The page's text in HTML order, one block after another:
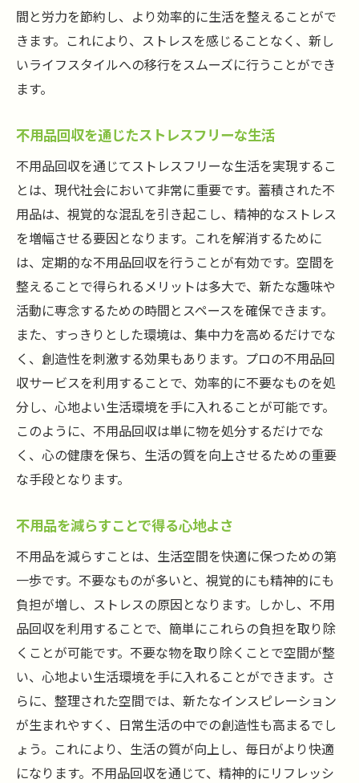
間と労力を節約し、より効率的に生活を整えることがで
きます。これにより、ストレスを感じることなく、新し
いライフスタイルへの移行をスムーズに行うことができ
ます。
不用品回収を通じたストレスフリーな生活
不用品回収を通じてストレスフリーな生活を実現するこ
とは、現代社会において非常に重要です。蓄積された不
用品は、視覚的な混乱を引き起こし、精神的なストレス
を増幅させる要因となります。これを解消するために
は、定期的な不用品回収を行うことが有効です。空間を
整えることで得られるメリットは多大で、新たな趣味や
活動に専念するための時間とスペースを確保できます。
また、すっきりとした環境は、集中力を高めるだけでな
く、創造性を刺激する効果もあります。プロの不用品回
収サービスを利用することで、効率的に不要なものを処
分し、心地よい生活環境を手に入れることが可能です。
このように、不用品回収は単に物を処分するだけでな
く、心の健康を保ち、生活の質を向上させるための重要
な手段となります。
不用品を減らすことで得る心地よさ
不用品を減らすことは、生活空間を快適に保つための第
一歩です。不要なものが多いと、視覚的にも精神的にも
負担が増し、ストレスの原因となります。しかし、不用
品回収を利用することで、簡単にこれらの負担を取り除
くことが可能です。不要な物を取り除くことで空間が整
い、心地よい生活環境を手に入れることができます。さ
らに、整理された空間では、新たなインスピレーション
が生まれやすく、日常生活の中での創造性も高まるでし
ょう。これにより、生活の質が向上し、毎日がより快適
になります。不用品回収を通じて、精神的にリフレッシ